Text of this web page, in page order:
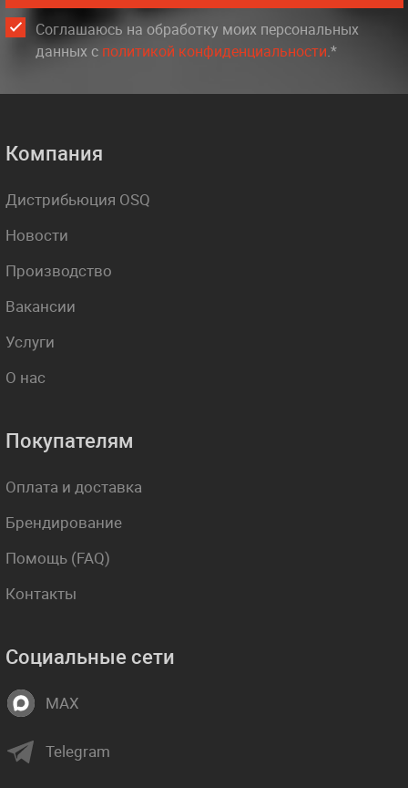
Соглашаюсь на обработку моих персональных
данных c политикой конфиденциальности.*
Компания
Дистрибьюция OSQ
Новости
Производство
Вакансии
Услуги
О нас
Покупателям
Оплата и доставка
Брендирование
Помощь (FAQ)
Контакты
Социальные сети
MAX
Telegram